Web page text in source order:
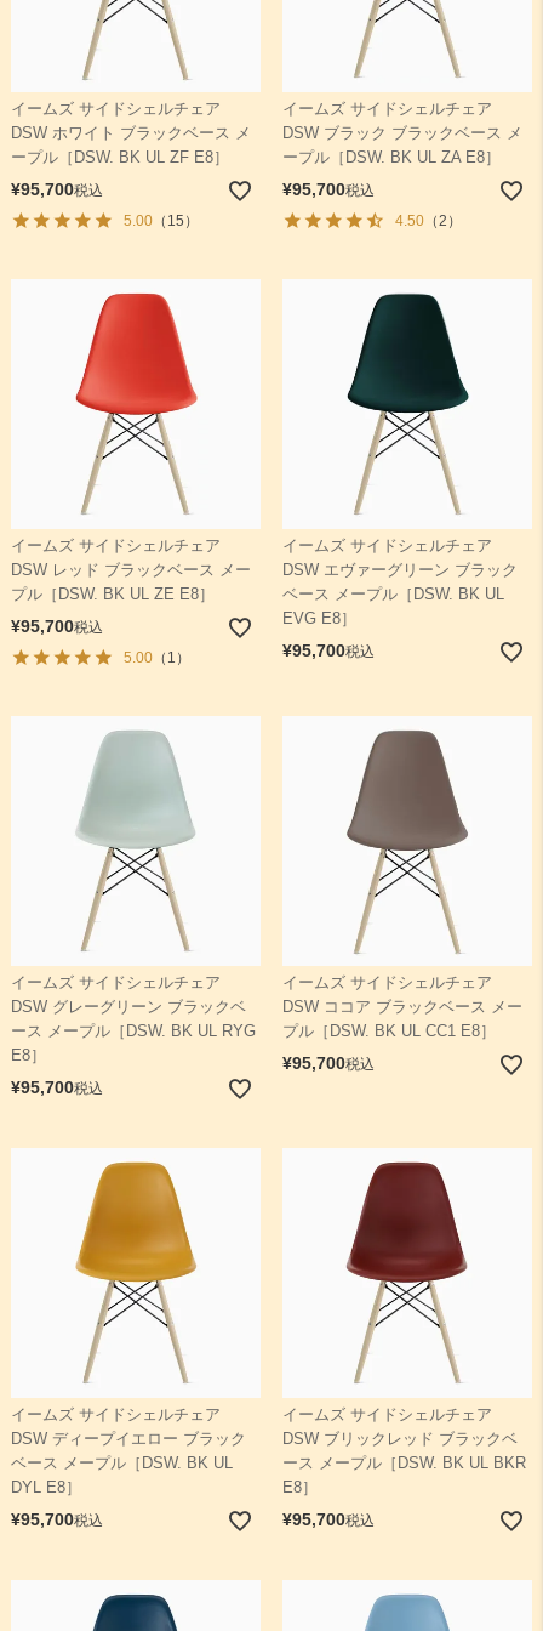
イームズ サイドシェルチェア
DSW ホワイト ブラックベース メ
ープル［DSW. BK UL ZF E8］
¥95,700税込
5.00（15）
イームズ サイドシェルチェア
DSW ブラック ブラックベース メ
ープル［DSW. BK UL ZA E8］
¥95,700税込
4.50（2）
イームズ サイドシェルチェア
DSW レッド ブラックベース メー
プル［DSW. BK UL ZE E8］
¥95,700税込
5.00（1）
イームズ サイドシェルチェア
DSW エヴァーグリーン ブラック
ベース メープル［DSW. BK UL
EVG E8］
¥95,700税込
イームズ サイドシェルチェア
DSW グレーグリーン ブラックベ
ース メープル［DSW. BK UL RYG
E8］
¥95,700税込
イームズ サイドシェルチェア
DSW ココア ブラックベース メー
プル［DSW. BK UL CC1 E8］
¥95,700税込
イームズ サイドシェルチェア
DSW ディープイエロー ブラック
ベース メープル［DSW. BK UL
DYL E8］
¥95,700税込
イームズ サイドシェルチェア
DSW ブリックレッド ブラックベ
ース メープル［DSW. BK UL BKR
E8］
¥95,700税込